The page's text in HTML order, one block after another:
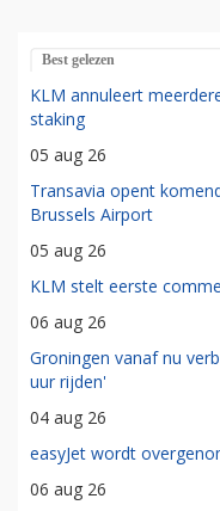
Best gelezen
KLM annuleert
staking
05 aug 26
Transavia opent
Brussels Airport
05 aug 26
KLM stelt eerste
06 aug 26
Groningen vanaf nu
uur rijden'
04 aug 26
easyJet wordt
06 aug 26